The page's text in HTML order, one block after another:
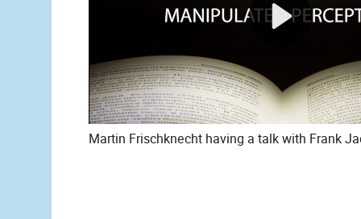
Martin Frischknecht having a talk with Frank